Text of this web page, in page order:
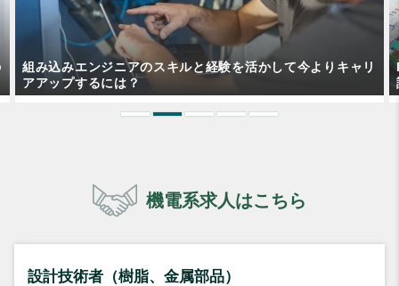
EUV露光とは？技術内容や特長、実現の難しさについて解
説！
機電系求人はこちら
設計技術者（樹脂、金属部品）